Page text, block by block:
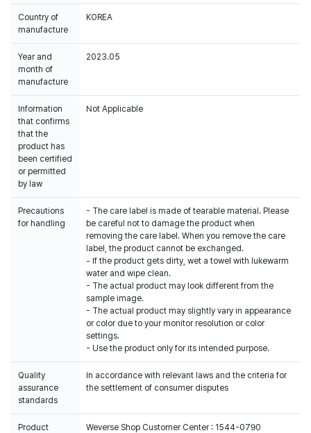
Country of
manufacture
KOREA
Year and
month of
manufacture
2023.05
Information
that confirms
that the
product has
been certified
or permitted
by law
Not Applicable
Precautions
for handling
- The care label is made of tearable material. Please
be careful not to damage the product when
removing the care label. When you remove the care
label, the product cannot be exchanged.
- If the product gets dirty, wet a towel with lukewarm
water and wipe clean.
- The actual product may look different from the
sample image.
- The actual product may slightly vary in appearance
or color due to your monitor resolution or color
settings.
- Use the product only for its intended purpose.
Quality
assurance
standards
In accordance with relevant laws and the criteria for
the settlement of consumer disputes
Product
Weverse Shop Customer Center : 1544-0790